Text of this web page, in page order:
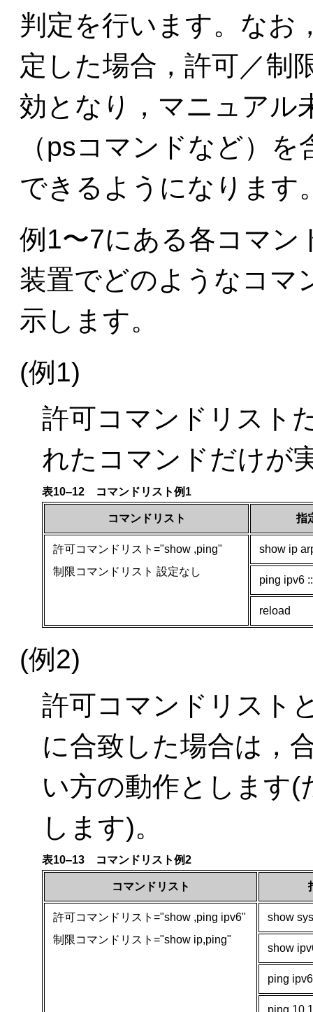
判定を行います。なお
定した場合，許可／制
効となり，マニュアル
（psコマンドなど）
できるようになります
例1〜7にある各コマン
装置でどのようなコマ
示します。
(例1)
許可コマンドリスト
れたコマンドだけが
表10‒12 コマンドリスト例1
コマンドリスト 指
許可コマンドリスト="show ,ping"
制限コマンドリスト 設定なし
show ip
ping ipv6
reload
(例2)
許可コマンドリスト
に合致した場合は，
い方の動作とします(
します)。
表10‒13 コマンドリスト例2
コマンドリスト
許可コマンドリスト="show ,ping ipv6"
制限コマンドリスト="show ip,ping"
show
show
ping
ping